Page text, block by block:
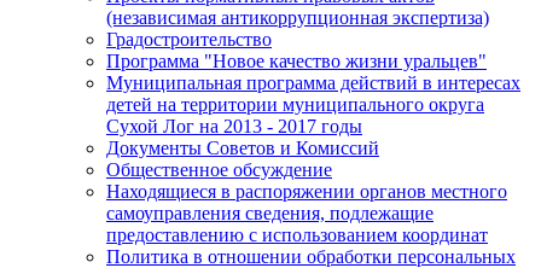
(независимая антикоррупционная экспертиза)
Градостроительство
Программа "Новое качество жизни уральцев"
Муниципальная программа действий в интересах
детей на территории муниципального округа
Сухой Лог на 2013 - 2017 годы
Документы Советов и Комиссий
Общественное обсуждение
Находящиеся в распоряжении органов местного
самоуправления сведения, подлежащие
предоставлению с использованием координат
Политика в отношении обработки персональных